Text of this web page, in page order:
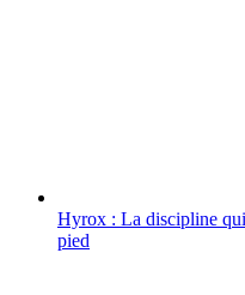
Hyrox : La discipline
pied